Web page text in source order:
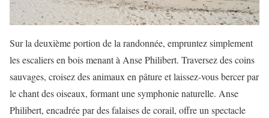
Sur la deuxième portion de la randonnée, empruntez simplement
les escaliers en bois menant à Anse Philibert. Traversez des coins
sauvages, croisez des animaux en pâture et laissez-vous bercer par
le chant des oiseaux, formant une symphonie naturelle. Anse
Philibert, encadrée par des falaises de corail, offre un spectacle